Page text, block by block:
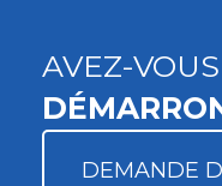
AVEZ-
DEMANDE